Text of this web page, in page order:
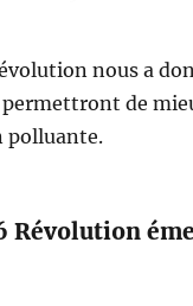
nous a
permettront de
polluante.
Révolution